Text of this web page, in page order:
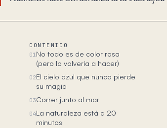
CONTENIDO
01No todo es de color rosa
(pero lo volvería a hacer)
02El cielo azul que nunca pierde
su magia
03Correr junto al mar
04La naturaleza está a 20
minutos